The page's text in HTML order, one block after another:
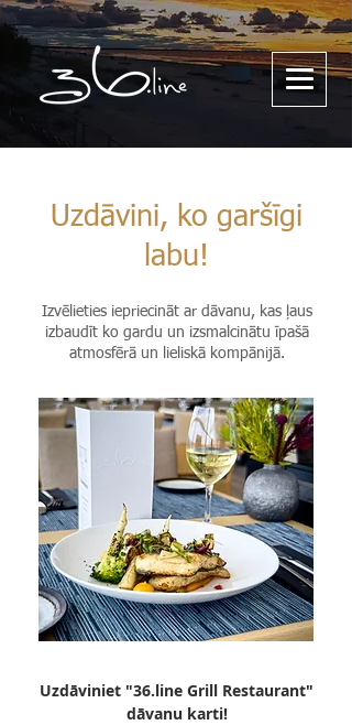
Uzdāvini, ko garšīgi
labu!
Izvēlieties iepriecināt ar dāvanu, kas ļaus
izbaudīt ko gardu un izsmalcinātu īpašā
atmosfērā un lieliskā kompānijā.​
Uzdāviniet "36.line Grill Restaurant"
dāvanu karti!